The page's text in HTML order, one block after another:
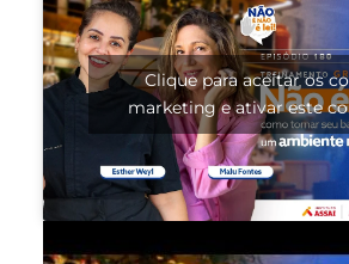
Clique para aceitar os
marketing e ativar este